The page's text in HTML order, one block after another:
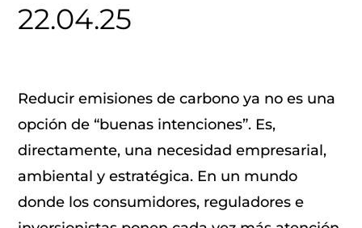
22.04.25
Reducir emisiones de carbono ya no es una
opción de “buenas intenciones”. Es,
directamente, una necesidad empresarial,
ambiental y estratégica. En un mundo
donde los consumidores, reguladores e